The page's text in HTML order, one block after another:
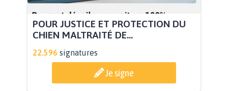
POUR JUSTICE ET PROTECTION DU
CHIEN MALTRAITÉ DE...
22.596 signatures
Je signe